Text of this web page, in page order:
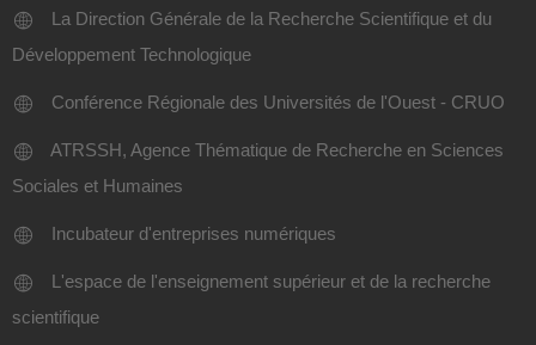
La Direction Générale de la Recherche Scientifique et du
Développement Technologique
Conférence Régionale des Universités de l'Ouest - CRUO
ATRSSH, Agence Thématique de Recherche en Sciences
Sociales et Humaines
Incubateur d'entreprises numériques
L'espace de l'enseignement supérieur et de la recherche
scientifique